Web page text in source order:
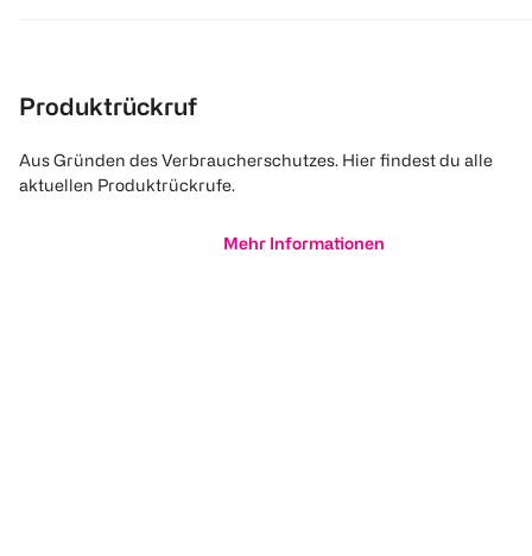
Produktrückruf
Aus Gründen des Verbraucherschutzes. Hier findest du alle
aktuellen Produktrückrufe.
Mehr Informationen